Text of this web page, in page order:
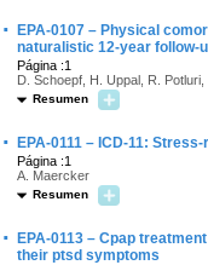
·
EPA-0107 – Physical
naturalistic 12-year follow-
Página :1
D. Schoepf, H. Uppal, R. Potluri,
Resumen
· EPA-0111 – ICD-11:
Página :1
A. Maercker
Resumen
·
EPA-0113 – Cpap
their ptsd symptoms